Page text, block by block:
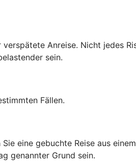
Anreise. Nicht jedes
sein.
Fällen.
eine gebuchte Reise aus
genannter Grund sein.